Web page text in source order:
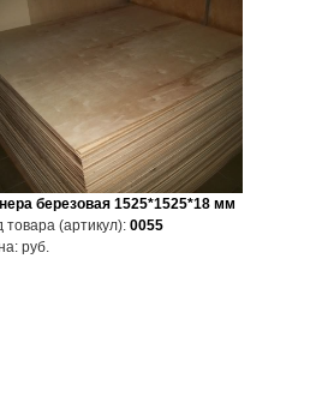
березовая 1525*1525*18 мм
товара (артикул): 0055
руб.